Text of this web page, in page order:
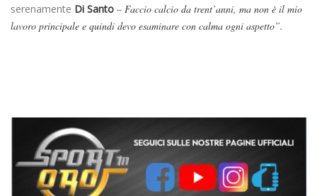
serenamente Di Santo – Faccio calcio da trent’anni, ma non è il mio
lavoro principale e quindi devo esaminare con calma ogni aspetto”.